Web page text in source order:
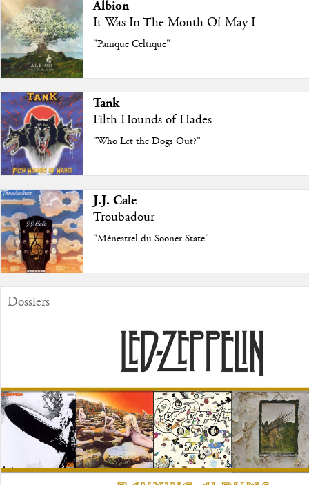
Albion
It Was In The Month Of May I
"Panique Celtique"
Tank
Filth Hounds of Hades
"Who Let the Dogs Out?"
J.J. Cale
Troubadour
"Ménestrel du Sooner State"
Dossiers